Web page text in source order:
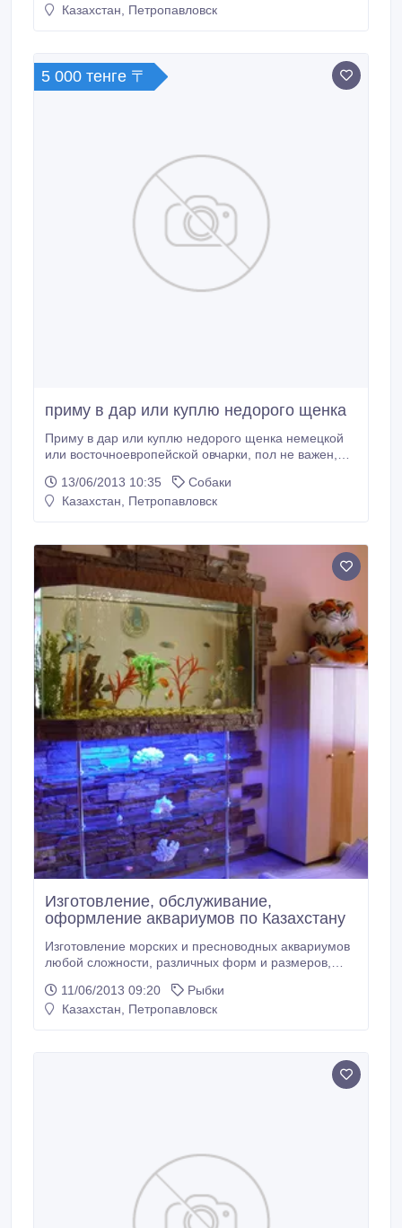
Казахстан, Петропавловск
5 000 тенге 〒
приму в дар или куплю недорого щенка
Приму в дар или куплю недорого щенка немецкой
или восточноевропейской овчарки, пол не важен,
13/06/2013 10:35
Собаки
Казахстан, Петропавловск
Изготовление, обслуживание,
оформление аквариумов по Казахстану
Изготовление морских и пресноводных аквариумов
любой сложности, различных форм и размеров,
sprut.satu.kz.
11/06/2013 09:20
Рыбки
Казахстан, Петропавловск